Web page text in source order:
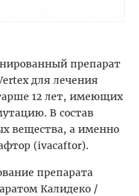
препарат
для лечения
12 лет, имеющих
В состав
вещества, а именно
(ivacaftor).
препарата
Калидеко /